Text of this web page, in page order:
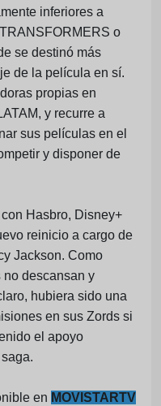
inferiores a
o
se destinó más
de la película en sí.
propias en
y recurre a
sus películas en el
y disponer de
Hasbro, Disney+
reinicio a cargo de
Jackson. Como
no descansan y
hubiera sido una
en sus Zords si
el apoyo
en MOVISTARTV